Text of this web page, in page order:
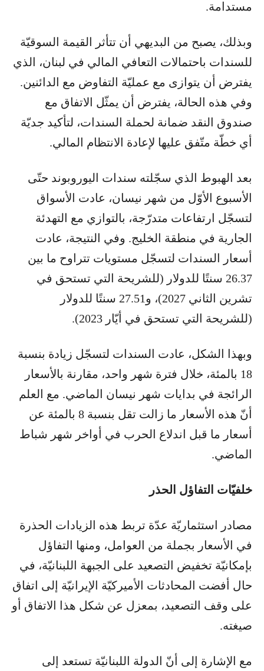
مستدامة.
وبذلك، يصبح من البديهي أن تتأثر القيمة السوقيّة
للسندات باحتمالات التعافي المالي في لبنان، الذي
يفترض أن يتوازى مع عمليّة التفاوض مع الدائنين.
وفي هذه الحالة، يفترض أن يمثّل الاتفاق مع
صندوق النقد ضمانة لحملة السندات، لتأكيد جديّة
أي خطّة متّفق عليها لإعادة الانتظام المالي.
بعد الهبوط الذي سجّلته سندات اليوروبوند حتّى
الأسبوع الأوّل من شهر نيسان، عادت الأسواق
لتسجّل ارتفاعات متدرّجة، بالتوازي مع التهدئة
الجارية في منطقة الخليج. وفي النتيجة، عادت
أسعار السندات لتسجّل مستويات تتراوح ما بين
26.37 سنتًا للدولار (للشريحة التي تستحق في
تشرين الثاني 2027)، و27.51 سنتًا للدولار
(للشريحة التي تستحق في أيّار 2023).
وبهذا الشكل، عادت السندات لتسجّل زيادة بنسبة
18 بالمئة، خلال فترة شهر واحد، مقارنة بالأسعار
الرائجة في بدايات شهر نيسان الماضي. مع العلم
أنّ هذه الأسعار ما زالت تقل بنسبة 8 بالمئة عن
أسعار ما قبل اندلاع الحرب في أواخر شهر شباط
الماضي.
خلفيّات التفاؤل الحذر
مصادر استثماريّة عدّة تربط هذه الزيادات الحذرة
في الأسعار بجملة من العوامل، ومنها التفاؤل
بإمكانيّة تخفيض التصعيد على الجبهة اللبنانيّة، في
حال أفضت المحادثات الأميركيّة الإيرانيّة إلى اتفاق
على وقف التصعيد، بمعزل عن شكل هذا الاتفاق أو
صيغته.
مع الإشارة إلى أنّ الدولة اللبنانيّة تستعد إلى